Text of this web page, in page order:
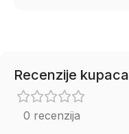
Recenzije kupaca
0 recenzija